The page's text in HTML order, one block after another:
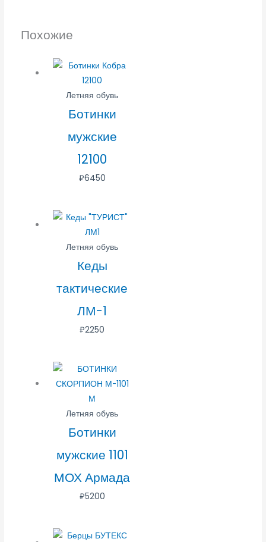
Похожие
Летняя обувь
Ботинки
мужские
12100
₽6450
Летняя обувь
Кеды
тактические
ЛМ-1
₽2250
Летняя обувь
Ботинки
мужские 1101
МОХ Армада
₽5200